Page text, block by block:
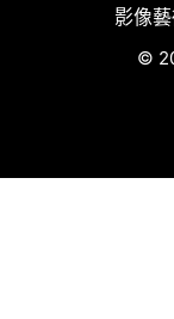
影像
©